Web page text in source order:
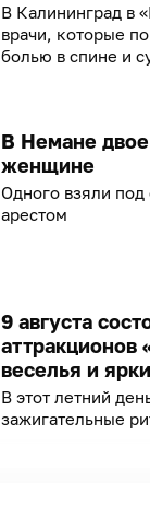
В Калининград в
врачи, которые
болью в спине и
В Немане
женщине
Одного взяли
арестом
9 августа
веселья и
В этот летний
зажигательные